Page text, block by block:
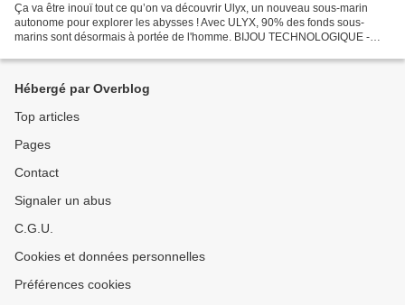
Ça va être inouï tout ce qu’on va découvrir Ulyx, un nouveau sous-marin
autonome pour explorer les abysses ! Avec ULYX, 90% des fonds sous-
marins sont désormais à portée de l'homme. BIJOU TECHNOLOGIQUE -
Hébergé par Overblog
Top articles
Pages
Contact
Signaler un abus
C.G.U.
Cookies et données personnelles
Préférences cookies